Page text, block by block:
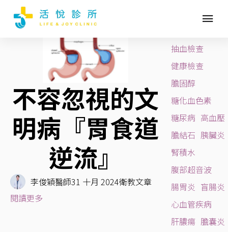
胃鏡
不容忽視的文
明病『胃食道
逆流』
李俊穎醫師31 十月 2024衛教文章
閱讀更多
BLOG TAGS
抽血檢查
健康檢查
膽固醇
糖化血色素
糖尿病 高血壓
膽結石 胰臟炎
腎積水
腹部超音波
腸胃炎 盲腸炎
心血管疾病
肝膿瘍 膽囊炎